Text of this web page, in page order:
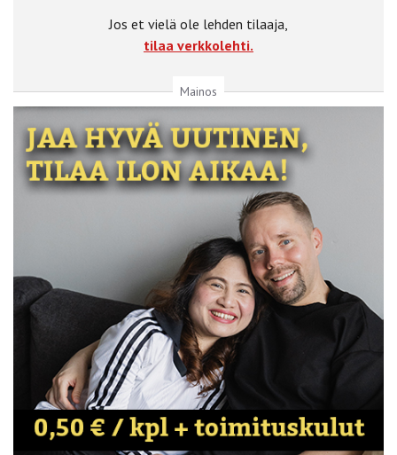
Jos et vielä ole lehden tilaaja,
tilaa verkkolehti.
Mainos